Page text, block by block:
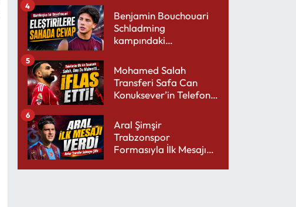
Benjamin Bouchouari
Schladming
kampındaki
4
Mohamed Salah
Transferi Safa Can
Konuksever’in Telefon
5
Aral Şimşir
Trabzonspor
Formasıyla İlk Mesajını
6